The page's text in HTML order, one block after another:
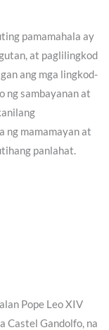
pamamahala ay
at paglilingkod
ang mga lingkod-
ng sambayanan at
ng mamamayan at
panlahat.
Pope Leo XIV
Castel Gandolfo, na